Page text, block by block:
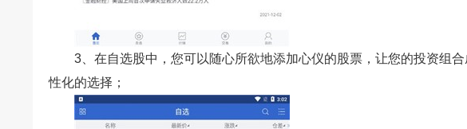
3、在自选股中，您可以随心所欲地添加心仪的股票，让您的投资组
性化的选择；